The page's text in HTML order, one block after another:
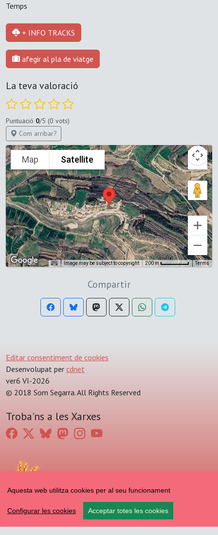
Aquesta web utilitza cookies per al seu funcionament
Configurar les cookies Acceptar totes les cookies
Temps
+ INFO TRACKS
afegir al pla de viatge
La teva valoració
Puntuació 0/5 (0 vots)
Com arribar?
Map Satellite
Image may be subject to copyright 200 m Terms
Compartir
Editar consentiment de cookies
Desenvolupat per cdnet
ver6 VI-2026
© 2018 Som Segarra. All Rights Reserved
Troba'ns a les Xarxes